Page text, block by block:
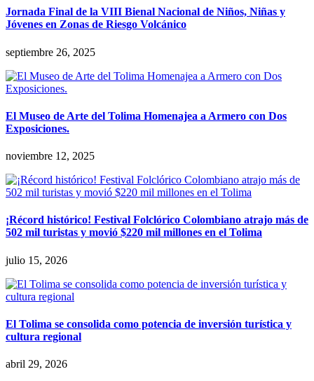
Jornada Final de la VIII Bienal Nacional de Niños, Niñas y
Jóvenes en Zonas de Riesgo Volcánico
septiembre 26, 2025
El Museo de Arte del Tolima Homenajea a Armero con Dos
Exposiciones.
noviembre 12, 2025
¡Récord histórico! Festival Folclórico Colombiano atrajo más de
502 mil turistas y movió $220 mil millones en el Tolima
julio 15, 2026
El Tolima se consolida como potencia de inversión turística y
cultura regional
abril 29, 2026